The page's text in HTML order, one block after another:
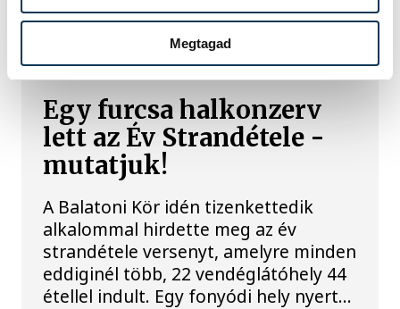
Megtagad
Egy furcsa halkonzerv
lett az Év Strandétele -
mutatjuk!
A Balatoni Kör idén tizenkettedik
alkalommal hirdette meg az év
strandétele versenyt, amelyre minden
eddiginél több, 22 vendéglátóhely 44
étellel indult. Egy fonyódi hely nyert...